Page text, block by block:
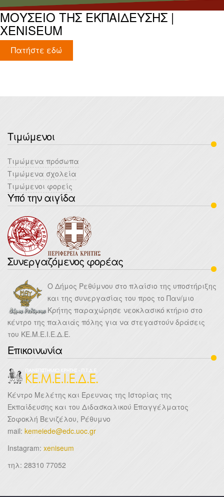
ΜΟΥΣΕΙΟ ΤΗΣ ΕΚΠΑΙΔΕΥΣΗΣ |
XENISEUM
Πατήστε εδώ
Τιμώμενοι
Τιμώμενα πρόσωπα
Τιμώμενα σχολεία
Τιμώμενοι φορείς
Υπό την αιγίδα
Συνεργαζόμενος φορέας
Ο Δήμος Ρεθύμνου στο πλαίσιο της υποστήριξης
και της συνεργασίας του προς το Παν/μιο
Κρήτης παραχώρησε νεοκλασικό κτήριο στο
κέντρο της παλαιάς πόλης για να στεγαστούν δράσεις
του ΚΕ.Μ.Ε.Ι.Ε.Δ.Ε.
Επικοινωνία
Κέντρο Μελέτης και Έρευνας της Ιστορίας της
Εκπαίδευσης και του Διδασκαλικού Επαγγέλματος
Σοφοκλή Βενιζέλου, Ρέθυμνο
mail: kemeiede@edc.uoc.gr
Instagram: xeniseum
τηλ: 28310 77052